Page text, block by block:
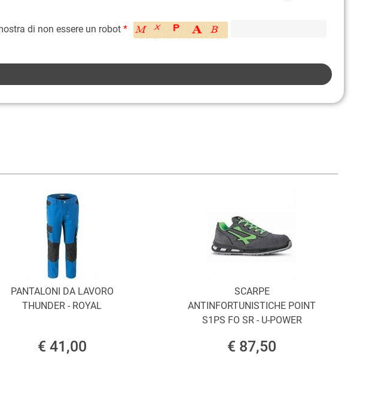
di non essere un robot *
PANTALONI DA LAVORO
THUNDER - ROYAL
€ 41,00
SCARPE
ANTINFORTUNISTICHE POINT
S1PS FO SR - U-POWER
€ 87,50